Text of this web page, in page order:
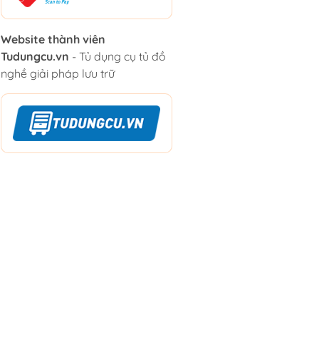
Website thành viên
Tudungcu.vn - Tủ dụng cụ tủ đồ
nghề giải pháp lưu trữ